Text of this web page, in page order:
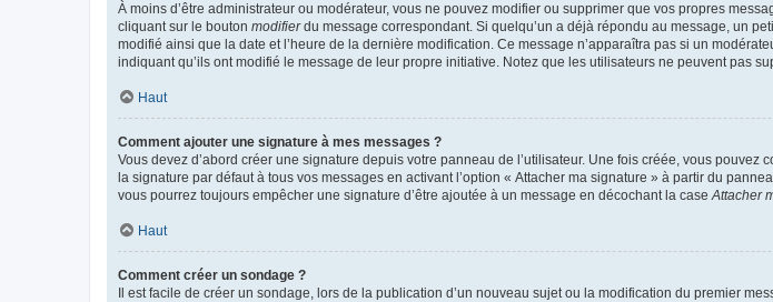
À moins d’être administrateur ou modérateur, vous ne pouvez modifier ou supprimer que vos propres
cliquant sur le bouton modifierdu message correspondant. Si quelqu’un a déjà répondu au message, un
modifié ainsi que la date et l’heure de la dernière modification. Ce message n’apparaîtra pas si un
indiquant qu’ils ont modifié le message de leur propre initiative. Notez que les utilisateurs ne peuvent pas
Haut
Comment ajouter une signature à mes messages ?
Vous devez d’abord créer une signature depuis votre panneau de l’utilisateur. Une fois créée, vous pouvez
la signature par défaut à tous vos messages en activant l’option « Attacher ma signature » à partir du
vous pourrez toujours empêcher une signature d’être ajoutée à un message en décochant la caseAttacher
Haut
Comment créer un sondage ?
Il est facile de créer un sondage, lors de la publication d’un nouveau sujet ou la modification du premier